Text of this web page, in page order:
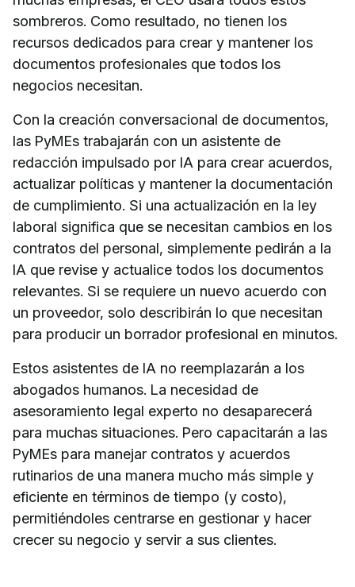
sombreros. Como resultado, no tienen los
recursos dedicados para crear y mantener los
documentos profesionales que todos los
negocios necesitan.
Con la creación conversacional de documentos,
las PyMEs trabajarán con un asistente de
redacción impulsado por IA para crear acuerdos,
actualizar políticas y mantener la documentación
de cumplimiento. Si una actualización en la ley
laboral significa que se necesitan cambios en los
contratos del personal, simplemente pedirán a la
IA que revise y actualice todos los documentos
relevantes. Si se requiere un nuevo acuerdo con
un proveedor, solo describirán lo que necesitan
para producir un borrador profesional en minutos.
Estos asistentes de IA no reemplazarán a los
abogados humanos. La necesidad de
asesoramiento legal experto no desaparecerá
para muchas situaciones. Pero capacitarán a las
PyMEs para manejar contratos y acuerdos
rutinarios de una manera mucho más simple y
eficiente en términos de tiempo (y costo),
permitiéndoles centrarse en gestionar y hacer
crecer su negocio y servir a sus clientes.